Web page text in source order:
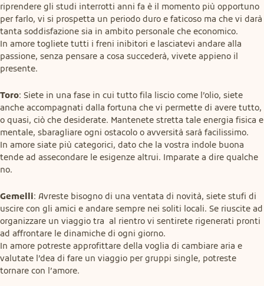
riprendere gli studi interrotti anni fa è il momento più opportuno
per farlo, vi si prospetta un periodo duro e faticoso ma che vi darà
tanta soddisfazione sia in ambito personale che economico.
In amore togliete tutti i freni inibitori e lasciatevi andare alla
passione, senza pensare a cosa succederà, vivete appieno il
presente.
Toro: Siete in una fase in cui tutto fila liscio come l’olio, siete
anche accompagnati dalla fortuna che vi permette di avere tutto,
o quasi, ciò che desiderate. Mantenete stretta tale energia fisica e
mentale, sbaragliare ogni ostacolo o avversità sarà facilissimo.
In amore siate più categorici, dato che la vostra indole buona
tende ad assecondare le esigenze altrui. Imparate a dire qualche
no.
Gemelli: Avreste bisogno di una ventata di novità, siete stufi di
uscire con gli amici e andare sempre nei soliti locali. Se riuscite ad
organizzare un viaggio tra  al rientro vi sentirete rigenerati pronti
ad affrontare le dinamiche di ogni giorno.
In amore potreste approfittare della voglia di cambiare aria e
valutate l’dea di fare un viaggio per gruppi single, potreste
tornare con l’amore.